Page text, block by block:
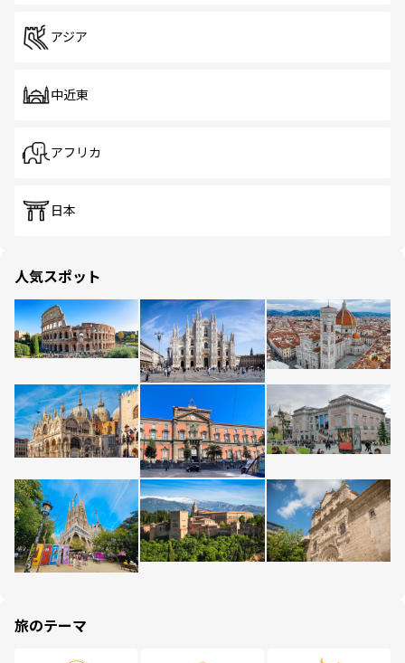
アジア
中近東
アフリカ
日本
人気スポット
旅のテーマ